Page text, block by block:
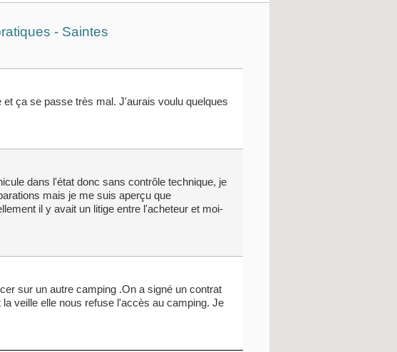
- Saintes
ça se passe très mal. J'aurais voulu quelques
dans l'état donc sans contrôle technique, je
mais je me suis aperçu que
il y avait un litige entre l'acheteur et moi-
sur un autre camping .On a signé un contrat
veille elle nous refuse l'accès au camping. Je